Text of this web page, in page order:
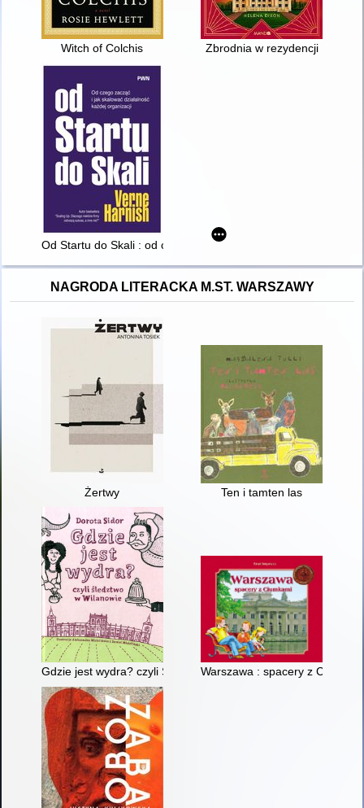
Witch of Colchis Zbrodnia w rezydencji
Od Startu do Skali : od czego zacząć i jak skalować
NAGRODA LITERACKA M.ST. WARSZAWY
Żertwy Ten i tamten las
Gdzie jest wydra? czyli Śledztwo w Wilanowie
Warszawa : spacery z